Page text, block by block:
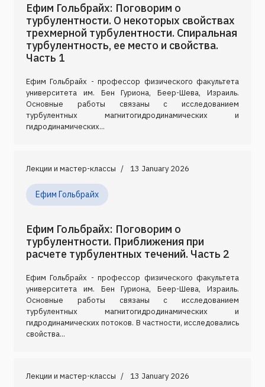
Ефим Гольбрайх: Поговорим о
турбулентности. О некоторых свойствах
трехмерной турбулентности. Спиральная
турбулентность, ее место и свойства.
Часть 1
Ефим Гольбрайх - профессор физического факультета
университета им. Бен Гуриона, Беер-Шева, Израиль.
Основные работы связаны с исследованием
турбулентных магнитогидродинамических и
гидродинамических...
Лекции и мастер-классы 13 January 2026
Ефим Гольбрайх
Ефим Гольбрайх: Поговорим о
турбулентности. Приближения при
расчете турбулентных течений. Часть 2
Ефим Гольбрайх - профессор физического факультета
университета им. Бен Гуриона, Беер-Шева, Израиль.
Основные работы связаны с исследованием
турбулентных магнитогидродинамических и
гидродинамических потоков. В частности, исследовались
свойства...
Лекции и мастер-классы 13 January 2026